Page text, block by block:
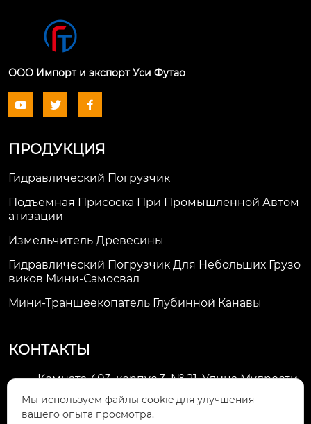
ООО Импорт и экспорт Уси Футао
  
ПРОДУКЦИЯ
Гидравлический Погрузчик
Подъемная Присоска При Промышленной Автом
Атизации
Измельчитель Древесины
Гидравлический Погрузчик Для Небольших Грузо
Виков Мини-Самосвал
Мини-Траншеекопатель Глубинной Канавы
КОНТАКТЫ
Комната 403, корпус 3, № 21, Улица Мудрости,
Зона экономического развития Хуэйшань,
город Уси
Мы используем файлы cookie для улучшения
вашего опыта просмотра.